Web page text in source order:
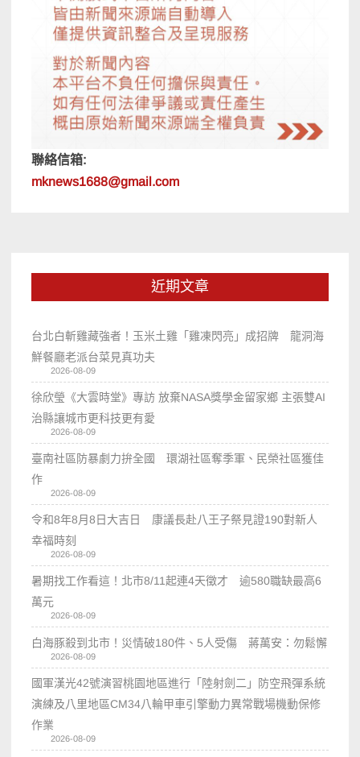
聯絡信箱:
mknews1688@gmail.com
近期文章
台北白斬雞藏強者！玉米土雞「雞凍閃亮」成招牌 龍洞海
鮮餐廳老派台菜見真功夫
2026-08-09
徐欣瑩《大雲時堂》專訪 放棄NASA獎學金留家鄉 主張雙AI
治縣讓城市更科技更有愛
2026-08-09
臺南社區防暴劇力拚全國 環湖社區奪季軍、民榮社區獲佳
作
2026-08-09
令和8年8月8日大吉日 康議長赴八王子祭見證190對新人
幸福時刻
2026-08-09
暑期找工作看這！北市8/11起連4天徵才 逾580職缺最高6
萬元
2026-08-09
白海豚殺到北市！災情破180件、5人受傷 蔣萬安：勿鬆懈
2026-08-09
國軍漢光42號演習桃園地區進行「陸射劍二」防空飛彈系統
演練及八里地區CM34八輪甲車引擎動力異常戰場機動保修
作業
2026-08-09